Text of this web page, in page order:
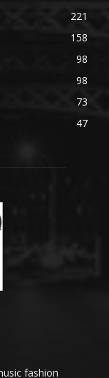
221
158
98
98
73
47
fashion